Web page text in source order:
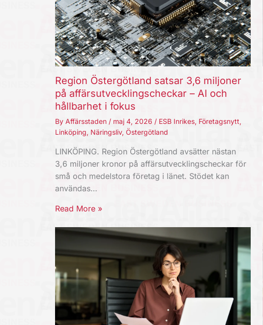
Region Östergötland satsar 3,6 miljoner
på affärsutvecklingscheckar – AI och
hållbarhet i fokus
By Affärsstaden / maj 4, 2026 / ESB Inrikes, Företagsnytt,
Linköping, Näringsliv, Östergötland
LINKÖPING. Region Östergötland avsätter nästan
3,6 miljoner kronor på affärsutvecklingscheckar för
små och medelstora företag i länet. Stödet kan
användas…
Read More »